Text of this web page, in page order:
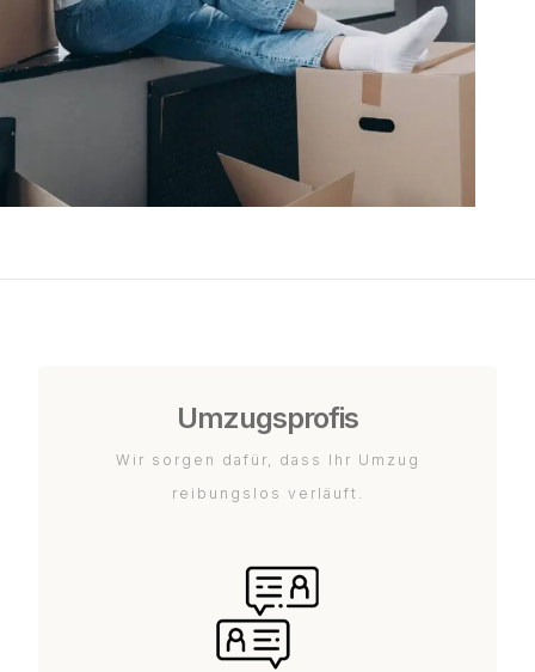
Umzugsprofis
Wir sorgen dafür, dass Ihr Umzug
reibungslos verläuft.